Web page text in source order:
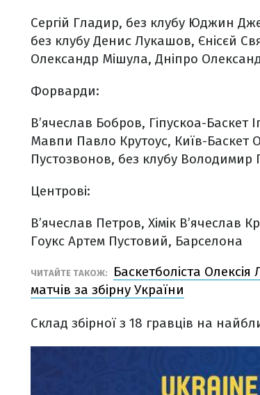
Сергій Гладир, без клубу Юджин
без клубу Денис Лукашов, Єнісєй
Олександр Мішула, Дніпро
Форварди:
В’ячеслав Бобров, Гіпускоа-Баскет
Мавпи Павло Крутоус, Київ-Баскет
Пустозвонов, без клубу Володимир
Центрові:
В’ячеслав Петров, Хімік В’ячеслав
Гоукс Артем Пустовий, Барселона
ЧИТАЙТЕ ТАКОЖ:
Баскетболіста
матчів за збірну України
Склад збірної з 18 гравців на